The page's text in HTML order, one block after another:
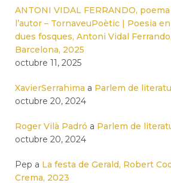
ANTONI VIDAL FERRANDO, poema
l’autor – TornaveuPoètic | Poesia
dues fosques, Antoni Vidal
Barcelona, 2025
octubre 11, 2025
XavierSerrahima a Parlem de
octubre 20, 2024
Roger Vilà Padró a Parlem de
octubre 20, 2024
Pep a La festa de Gerald, Robert
Crema, 2023